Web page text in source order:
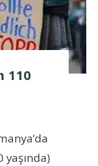
110
yaşında)